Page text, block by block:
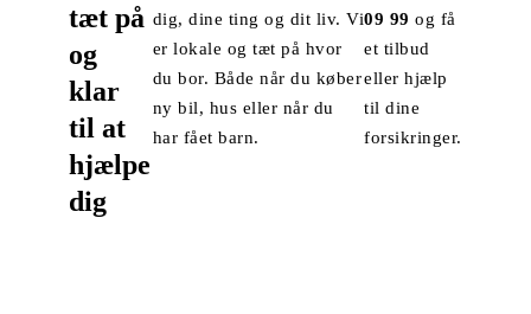
tæt på
og
klar
til at
hjælpe
dig
dig, dine ting og dit liv. Vi
er lokale og tæt på hvor
du bor. Både når du køber
ny bil, hus eller når du
har fået barn.
09 99 og få
et tilbud
eller hjælp
til dine
forsikringer.